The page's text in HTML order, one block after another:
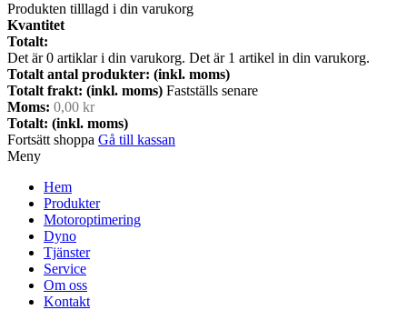
Produkten tilllagd i din varukorg
Kvantitet
Totalt:
Det är0 artiklar i din varukorg. Det är 1 artikel in din varukorg.
Totalt antal produkter: (inkl. moms)
Totalt frakt: (inkl. moms) Fastställs senare
Moms: 0,00 kr
Totalt: (inkl. moms)
Fortsätt shoppa Gå till kassan
Meny
Hem
Produkter
Motoroptimering
Dyno
Tjänster
Service
Om oss
Kontakt